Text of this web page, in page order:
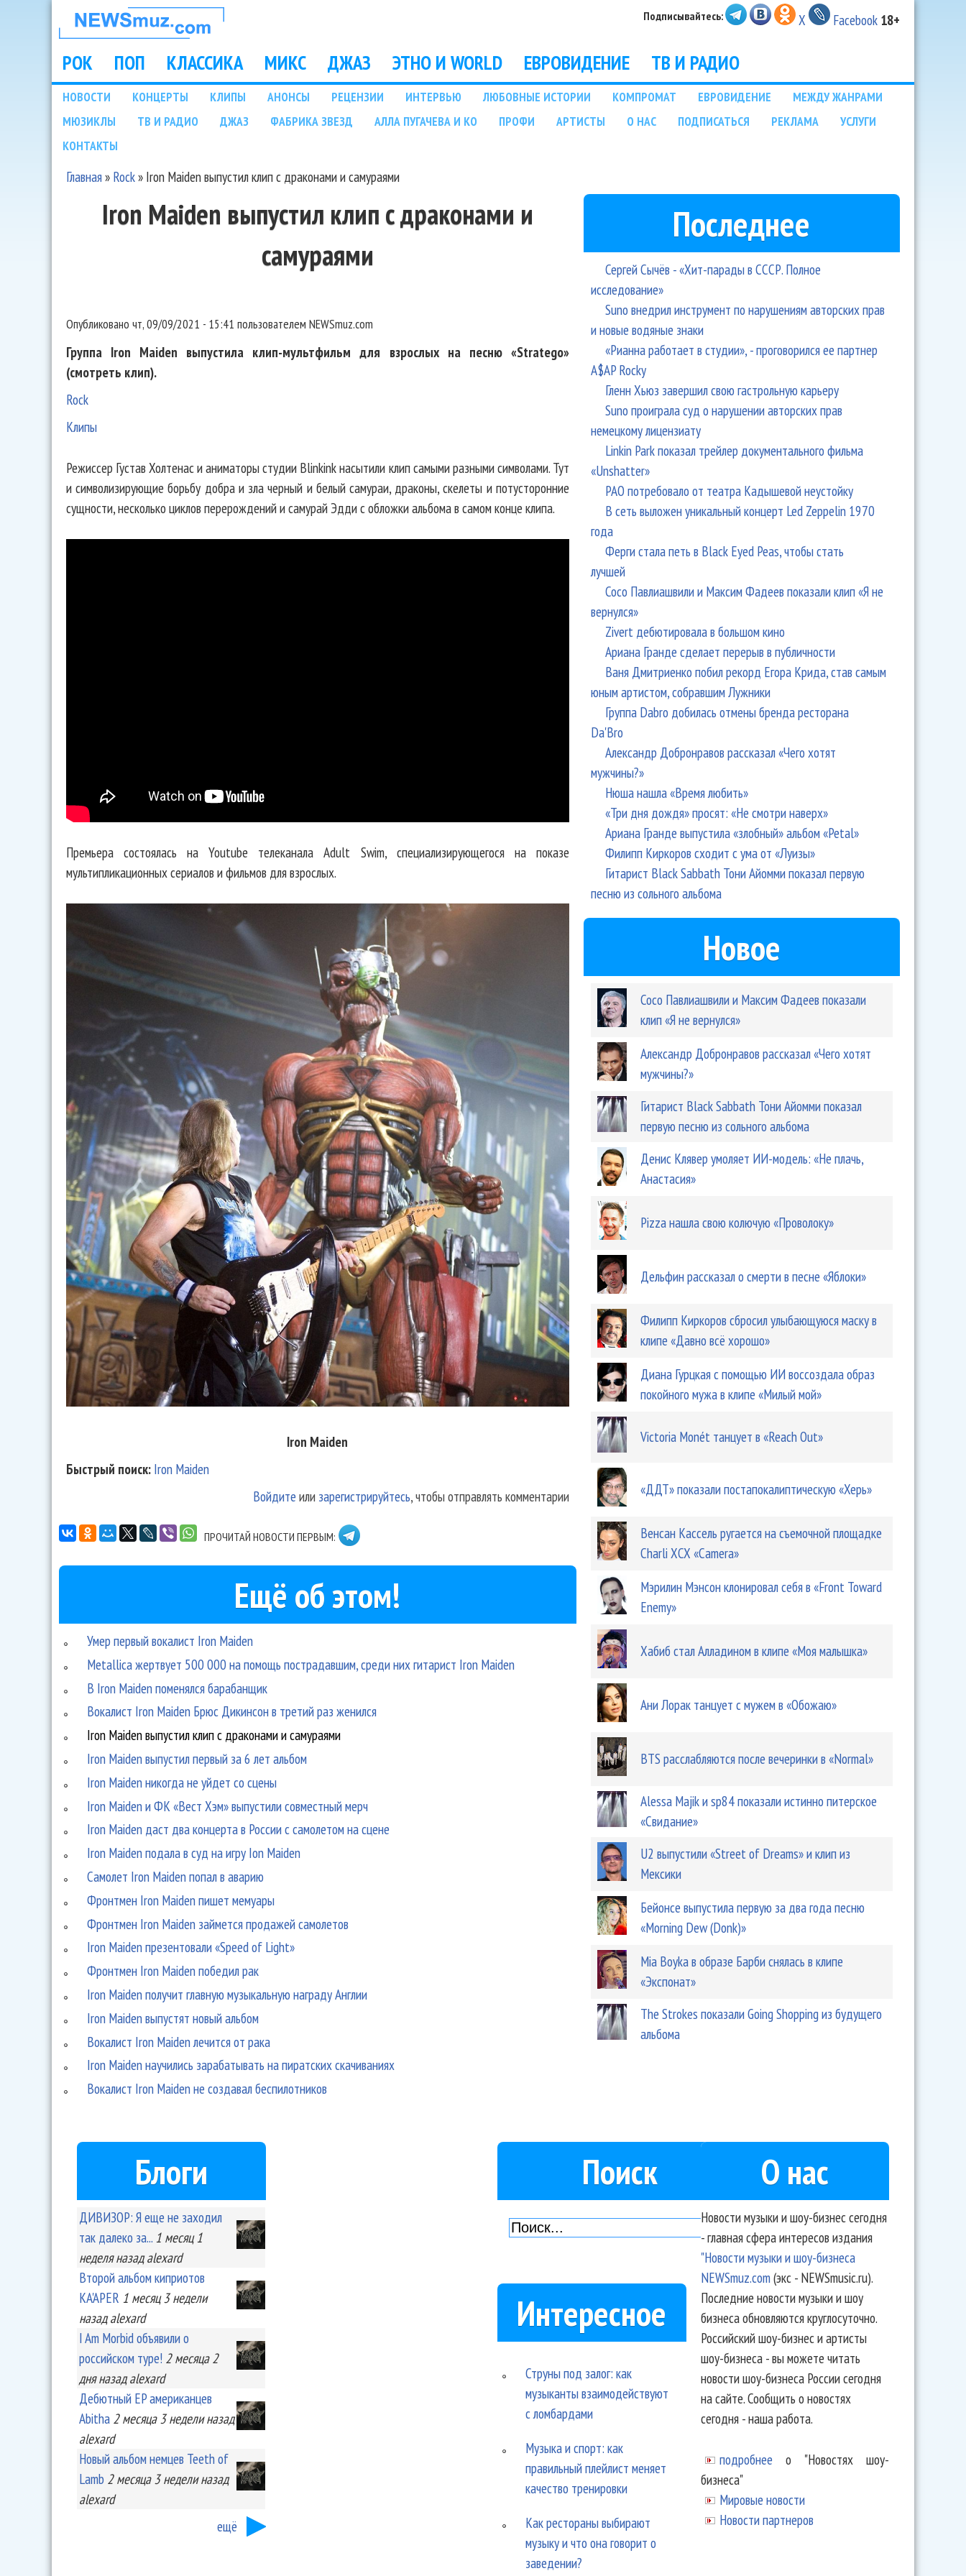
НОВОСТИ
МУЗЫКИ И
ШОУ БИЗНЕСА
NEWSMUZ.COM
Подписывайтесь: X Facebook 18+
Main menu
РОК ПОП КЛАССИКА МИКС ДЖАЗ ЭТНО И WORLD ЕВРОВИДЕНИЕ ТВ И РАДИО
Подразделы
НОВОСТИ КОНЦЕРТЫ КЛИПЫ АНОНСЫ РЕЦЕНЗИИ ИНТЕРВЬЮ ЛЮБОВНЫЕ ИСТОРИИ КОМПРОМАТ ЕВРОВИДЕНИЕ
МЕЖДУ ЖАНРАМИ
МЮЗИКЛЫ
ТВ И РАДИО ДЖАЗ ФАБРИКА ЗВЕЗД АЛЛА ПУГАЧЕВА И КО ПРОФИ АРТИСТЫ О НАС ПОДПИСАТЬСЯ РЕКЛАМА
УСЛУГИ
КОНТАКТЫ
Главная» Rock» Iron Maiden выпустил клип с драконами и самураями
Iron Maiden выпустил клип с драконами и
самураями
Опубликовано чт, 09/09/2021 - 15:41 пользователем NEWSmuz.com
Группа Iron Maiden выпустила клип-мультфильм для взрослых на песню «Stratego»
(смотреть клип).
Rock
Клипы
Режиссер Густав Холтенас и аниматоры студии Blinkink насытили клип самыми разными символами. Тут
и символизирующие борьбу добра и зла черный и белый самураи, драконы, скелеты и потусторонние
сущности, несколько циклов перерождений и самурай Эдди с обложки альбома в самом конце клипа.
Премьера состоялась на Youtube телеканала Adult Swim, специализирующегося на показе
мультипликационных сериалов и фильмов для взрослых.
Iron Maiden
Быстрый поиск: Iron Maiden
Войдите или зарегистрируйтесь, чтобы отправлять комментарии
ПРОЧИТАЙ НОВОСТИ ПЕРВЫМ:
Ещё об этом!
Умер первый вокалист Iron Maiden
Metallica жертвует 500 000 на помощь пострадавшим, среди них гитарист Iron Maiden
В Iron Maiden поменялся барабанщик
Вокалист Iron Maiden Брюс Дикинсон в третий раз женился
Iron Maiden выпустил клип с драконами и самураями
Iron Maiden выпустил первый за 6 лет альбом
Iron Maiden никогда не уйдет со сцены
Iron Maiden и ФК «Вест Хэм» выпустили совместный мерч
Iron Maiden даст два концерта в России с самолетом на сцене
Iron Maiden подала в суд на игру Ion Maiden
Самолет Iron Maiden попал в аварию
Фронтмен Iron Maiden пишет мемуары
Фронтмен Iron Maiden займется продажей самолетов
Iron Maiden презентовали «Speed of Light»
Фронтмен Iron Maiden победил рак
Iron Maiden получит главную музыкальную награду Англии
Iron Maiden выпустят новый альбом
Вокалист Iron Maiden лечится от рака
Iron Maiden научились зарабатывать на пиратских скачиваниях
Вокалист Iron Maiden не создавал беспилотников
Последнее
Сергей Сычёв - «Хит-парады в СССР. Полное
исследование»
Suno внедрил инструмент по нарушениям авторских прав
и новые водяные знаки
«Рианна работает в студии», - проговорился ее партнер
A$AP Rocky
Гленн Хьюз завершил свою гастрольную карьеру
Suno проиграла суд о нарушении авторских прав
немецкому лицензиату
Linkin Park показал трейлер документального фильма
«Unshatter»
РАО потребовало от театра Кадышевой неустойку
В сеть выложен уникальный концерт Led Zeppelin 1970
года
Ферги стала петь в Black Eyed Peas, чтобы стать
лучшей
Сосо Павлиашвили и Максим Фадеев показали клип «Я не
вернулся»
Zivert дебютировала в большом кино
Ариана Гранде сделает перерыв в публичности
Ваня Дмитриенко побил рекорд Егора Крида, став самым
юным артистом, собравшим Лужники
Группа Dabro добилась отмены бренда ресторана
Da'Bro
Александр Добронравов рассказал «Чего хотят
мужчины?»
Нюша нашла «Время любить»
«Три дня дождя» просят: «Не смотри наверх»
Ариана Гранде выпустила «злобный» альбом «Petal»
Филипп Киркоров сходит с ума от «Луизы»
Гитарист Black Sabbath Тони Айомми показал первую
песню из сольного альбома
Новое
Сосо Павлиашвили и Максим Фадеев показали
клип «Я не вернулся»
Александр Добронравов рассказал «Чего хотят
мужчины?»
Гитарист Black Sabbath Тони Айомми показал
первую песню из сольного альбома
Денис Клявер умоляет ИИ-модель: «Не плачь,
Анастасия»
Pizza нашла свою колючую «Проволоку»
Дельфин рассказал о смерти в песне «Яблоки»
Филипп Киркоров сбросил улыбающуюся маску в
клипе «Давно всё хорошо»
Диана Гурцкая с помощью ИИ воссоздала образ
покойного мужа в клипе «Милый мой»
Victoria Monét танцует в «Reach Out»
«ДДТ» показали постапокалиптическую «Херь»
Венсан Кассель ругается на съемочной площадке
Charli XCX «Camera»
Мэрилин Мэнсон клонировал себя в «Front Toward
Enemy»
Хабиб стал Алладином в клипе «Моя малышка»
Ани Лорак танцует с мужем в «Обожаю»
BTS расслабляются после вечеринки в «Normal»
Alessa Majik и sp84 показали истинно питерское
«Свидание»
U2 выпустили «Street of Dreams» и клип из
Мексики
Бейонсе выпустила первую за два года песню
«Morning Dew (Donk)»
Mia Boyka в образе Барби снялась в клипе
«Экспонат»
The Strokes показали Going Shopping из будущего
альбома
Блоги
ДИВИЗОР: Я еще не заходил
так далеко за... 1 месяц 1
неделяназад alexard
Второй альбом киприотов
KA'APER 1 месяц 3 недели
назад alexard
I Am Morbid объявили о
российском туре! 2 месяца 2
дняназад alexard
Дебютный EP американцев
Abitha 2 месяца 3 неделиназад
alexard
Новый альбом немцев Teeth of
Lamb 2 месяца 3 неделиназад
alexard
ещё
Поиск
Интересное
Струны под залог: как
музыканты взаимодействуют
с ломбардами
Музыка и спорт: как
правильный плейлист меняет
качество тренировки
Как рестораны выбирают
музыку и что она говорит о
заведении?
О нас
Новости музыки и шоу-бизнес сегодня
- главная сфера интересов издания
"Новости музыки и шоу-бизнеса
NEWSmuz.com(экс - NEWSmusic.ru).
Последние новости музыки и шоу
бизнеса обновляются круглосуточно.
Российский шоу-бизнес и артисты
шоу-бизнеса - вы можете читать
новости шоу-бизнеса России сегодня
на сайте. Сообщить о новостях
сегодня - наша работа.
подробнее о "Новостях шоу-
бизнеса"
Мировые новости
Новости партнеров